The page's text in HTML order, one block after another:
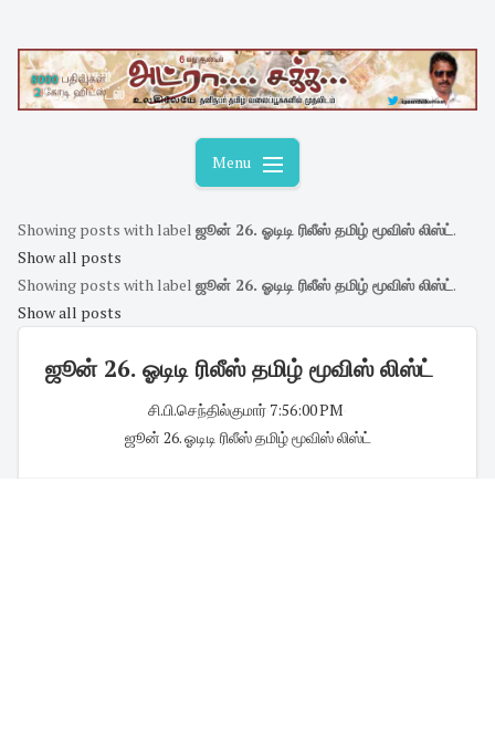
content
Menu
Showing posts with label ஜூன் 26. ஓடிடி ரிலீஸ் தமிழ் மூவிஸ் லிஸ்ட்.
Show all posts
Showing posts with label ஜூன் 26. ஓடிடி ரிலீஸ் தமிழ் மூவிஸ் லிஸ்ட்.
Show all posts
ஜூன் 26. ஓடிடி ரிலீஸ் தமிழ் மூவிஸ் லிஸ்ட்
சி.பி.செந்தில்குமார் 7:56:00 PM
ஜூன் 26. ஓடிடி ரிலீஸ் தமிழ் மூவிஸ் லிஸ்ட்